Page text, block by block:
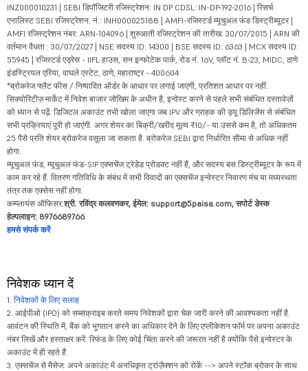
INZ000010231 | SEBI डिपॉजिटरी रजिस्ट्रेशन: IN DP CDSL: IN-DP-192-2016 | रिसर्च
एनालिस्ट SEBI रजिस्ट्रेशन. नं.: INH000025188 | AMFI-रजिस्टर्ड म्यूचुअल फंड डिस्ट्रीब्यूटर |
AMFI रजिस्ट्रेशन नंबर: ARN-104096 | शुरुआती रजिस्ट्रेशन की तारीख: 30/07/2015 | ARN की
वर्तमान वैधता : 30/07/2027 | NSE सदस्य ID: 14300 | BSE सदस्य ID: 6363 | MCX सदस्य ID:
55945 | रजिस्टर्ड एड्रेस - IIFL हाउस, सन इन्फोटेक पार्क, रोड नं. 16V, प्लॉट नं. B-23, MIDC, ठाणे
इंडस्ट्रियल एरिया, वाघले एस्टेट, ठाणे, महाराष्ट्र - 400604
*ब्रोकरेज फ्लैट फीस / निष्पादित ऑर्डर के आधार पर लगाई जाएगी, प्रतिशत आधार पर नहीं.
सिक्योरिटीज़ मार्केट में निवेश बाजार जोखिम के अधीन है, इन्वेस्ट करने से पहले सभी संबंधित दस्तावेज़ों
को ध्यान से पढ़ें. डिजिटल अकाउंट तभी खोला जाएगा जब IPV और ग्राहक की ड्यू डिलिजेंस से संबंधित
सभी प्रक्रियाएं पूरी हो जाएंगी. अगर शेयर का बिक्री/खरीद मूल्य ₹10/- या उससे कम है, तो अधिकतम
25 पैसे प्रति शेयर ब्रोकरेज वसूला जा सकता है. ब्रोकरेज SEBI द्वारा निर्धारित सीमा से अधिक नहीं
होगा.
म्यूचुअल फंड, म्यूचुअल फंड-SIP एक्सचेंज ट्रेडेड प्रोडक्ट नहीं हैं, और सदस्य बस डिस्ट्रीब्यूटर के रूप में
काम कर रहे हैं. वितरण गतिविधि के संबंध में सभी विवादों का एक्सचेंज इन्वेस्टर निवारण मंच या मध्यस्थता
तंत्र तक एक्सेस नहीं होगा.
कम्प्लायंस ऑफिसर:श्री. रविंद्र कलवणकर, ईमेल: support@5paisa.com, सपोर्ट डेस्क
हेल्पलाइन: 8976689766
हमसे संपर्क करें
निवेशक ध्यान दें
1. निवेशकों के लिए सलाह
2. आईपीओ (IPO) को सब्सक्राइब करते समय निवेशकों द्वारा चेक जारी करने की आवश्यकता नहीं है.
आवंटन की स्थिति में, बैंक को भुगतान करने का अधिकार देने के लिए एप्लीकेशन फॉर्म पर अपना अकाउंट
नंबर लिखें और हस्ताक्षर करें. रिफंड के लिए कोई चिंता करने की जरूरत नहीं है क्योंकि पैसे इन्वेस्टर के
अकाउंट में ही रहते हैं.
3. एक्सचेंज से मैसेज: अपने अकाउंट में अनधिकृत ट्रांज़ैक्शन को रोकें --> अपने स्टॉक ब्रोकर के साथ